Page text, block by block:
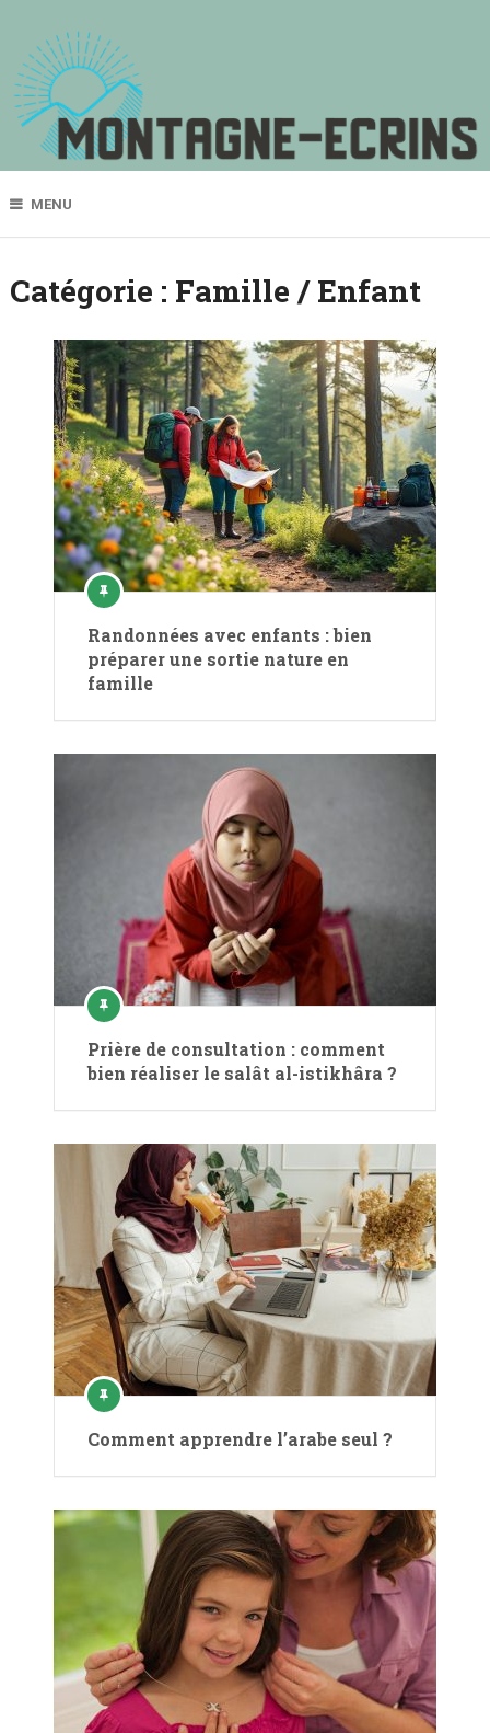
MENU
Catégorie : Famille / Enfant
Randonnées avec enfants : bien
préparer une sortie nature en
famille
Prière de consultation : comment
bien réaliser le salât al-istikhâra ?
Comment apprendre l’arabe seul ?